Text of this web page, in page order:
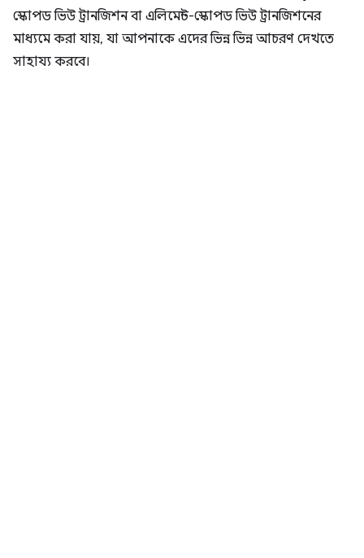
স্কোপড ভিউ ট্রানজিশন বা এলিমেন্ট-স্কোপড ভিউ ট্রানজিশনের
মাধ্যমে করা যায়, যা আপনাকে এদের ভিন্ন ভিন্ন আচরণ দেখতে
সাহায্য করবে।